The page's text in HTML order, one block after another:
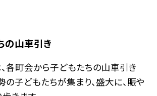
の山車引き
各町会から子どもたちの山車引き
の子どもたちが集まり、盛大に、賑や